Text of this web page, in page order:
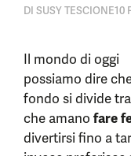
DI SUSY TESCIONE10
Il mondo di oggi
possiamo dire
fondo si divide
che amano fare
divertirsi fino a